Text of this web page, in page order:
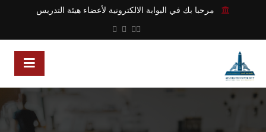
مرحبا بك في البوابة الالكترونية لأعضاء هيئة التدريس